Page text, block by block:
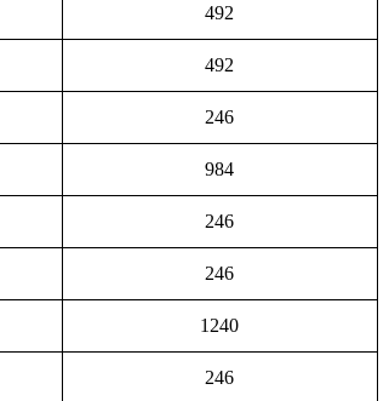
492
492
246
984
246
246
1240
246